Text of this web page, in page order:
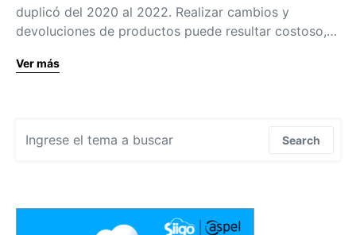
duplicó del 2020 al 2022. Realizar cambios y
devoluciones de productos puede resultar costoso,…
Ver más
Search